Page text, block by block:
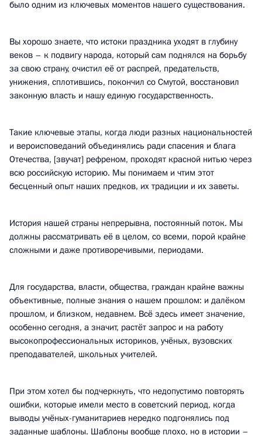
было одним из ключевых моментов нашего существования.
Вы хорошо знаете, что истоки праздника уходят в глубину
веков – к подвигу народа, который сам поднялся на борьбу
за свою страну, очистил её от распрей, предательств,
унижения, сплотившись, покончил со Смутой, восстановил
законную власть и нашу единую государственность.
Такие ключевые этапы, когда люди разных национальностей
и вероисповеданий объединялись ради спасения и блага
Отечества, [звучат] рефреном, проходят красной нитью через
всю российскую историю. Мы понимаем и чтим этот
бесценный опыт наших предков, их традиции и их заветы.
История нашей страны непрерывна, постоянный поток. Мы
должны рассматривать её в целом, со всеми, порой крайне
сложными и даже противоречивыми, периодами.
Для государства, власти, общества, граждан крайне важны
объективные, полные знания о нашем прошлом: и далёком
прошлом, и близком, недавнем. Всё здесь имеет значение,
особенно сегодня, а значит, растёт запрос и на работу
высокопрофессиональных историков, учёных, вузовских
преподавателей, школьных учителей.
При этом хотел бы подчеркнуть, что недопустимо повторять
ошибки, которые имели место в советский период, когда
выводы учёных-гуманитариев нередко подгонялись под
заданные шаблоны. Шаблоны вообще плохо, но в истории –